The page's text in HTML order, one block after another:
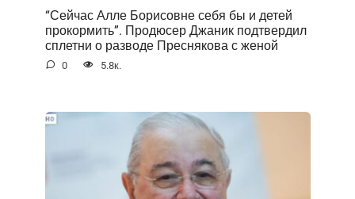
“Сейчас Алле Борисовне себя бы и детей
прокормить”. Продюсер Джаник подтвердил
сплетни о разводе Преснякова с женой
0 5.8к.